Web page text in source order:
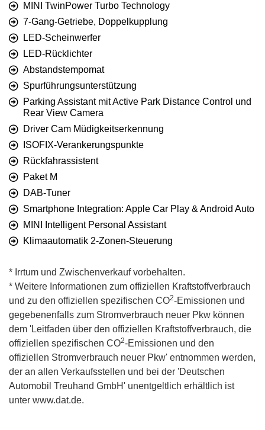
MINI TwinPower Turbo Technology
7-Gang-Getriebe, Doppelkupplung
LED-Scheinwerfer
LED-Rücklichter
Abstandstempomat
Spurführungsunterstützung
Parking Assistant mit Active Park Distance Control und
Rear View Camera
Driver Cam Müdigkeitserkennung
ISOFIX-Verankerungspunkte
Rückfahrassistent
Paket M
DAB-Tuner
Smartphone Integration: Apple Car Play & Android Auto
MINI Intelligent Personal Assistant
Klimaautomatik 2-Zonen-Steuerung
* Irrtum und Zwischenverkauf vorbehalten.
* Weitere Informationen zum offiziellen Kraftstoffverbrauch
und zu den offiziellen spezifischen CO2-Emissionen und
gegebenenfalls zum Stromverbrauch neuer Pkw können
dem 'Leitfaden über den offiziellen Kraftstoffverbrauch, die
offiziellen spezifischen CO2-Emissionen und den
offiziellen Stromverbrauch neuer Pkw' entnommen werden,
der an allen Verkaufsstellen und bei der 'Deutschen
Automobil Treuhand GmbH' unentgeltlich erhältlich ist
unter www.dat.de.